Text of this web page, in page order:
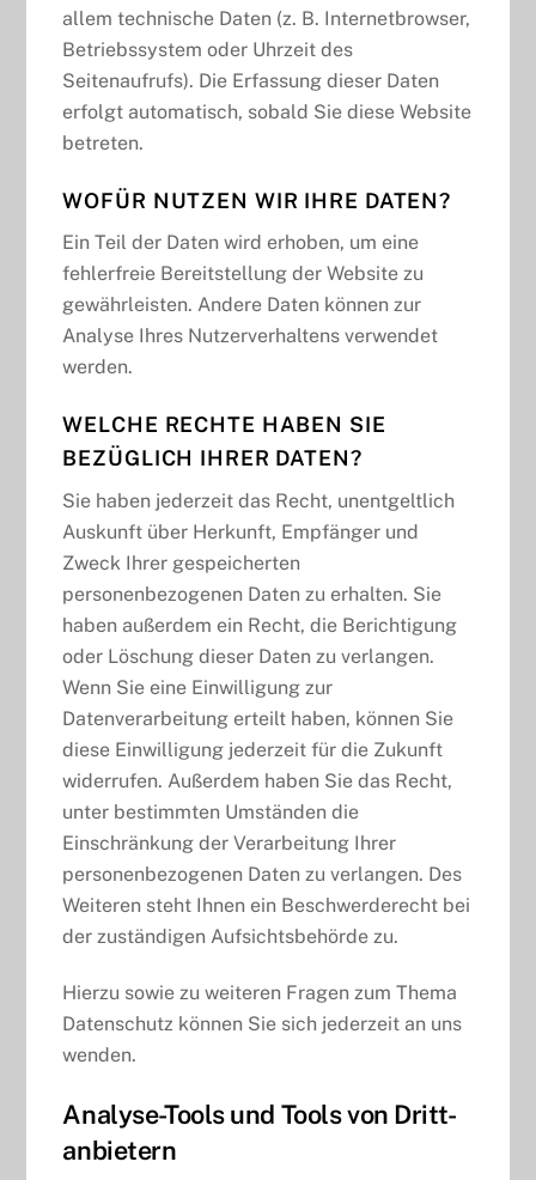
allem technische Daten (z. B. Internetbrowser,
Betriebssystem oder Uhrzeit des
Seitenaufrufs). Die Erfassung dieser Daten
erfolgt automatisch, sobald Sie diese Website
betreten.
WOFÜR NUTZEN WIR IHRE DATEN?
Ein Teil der Daten wird erhoben, um eine
fehlerfreie Bereitstellung der Website zu
gewährleisten. Andere Daten können zur
Analyse Ihres Nutzerverhaltens verwendet
werden.
WELCHE RECHTE HABEN SIE
BEZÜGLICH IHRER DATEN?
Sie haben jederzeit das Recht, unentgeltlich
Auskunft über Herkunft, Empfänger und
Zweck Ihrer gespeicherten
personenbezogenen Daten zu erhalten. Sie
haben außerdem ein Recht, die Berichtigung
oder Löschung dieser Daten zu verlangen.
Wenn Sie eine Einwilligung zur
Datenverarbeitung erteilt haben, können Sie
diese Einwilligung jederzeit für die Zukunft
widerrufen. Außerdem haben Sie das Recht,
unter bestimmten Umständen die
Einschränkung der Verarbeitung Ihrer
personenbezogenen Daten zu verlangen. Des
Weiteren steht Ihnen ein Beschwerderecht bei
der zuständigen Aufsichtsbehörde zu.
Hierzu sowie zu weiteren Fragen zum Thema
Datenschutz können Sie sich jederzeit an uns
wenden.
Analyse-Tools und Tools von Dritt­
anbietern